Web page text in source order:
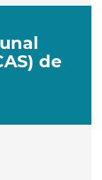
de